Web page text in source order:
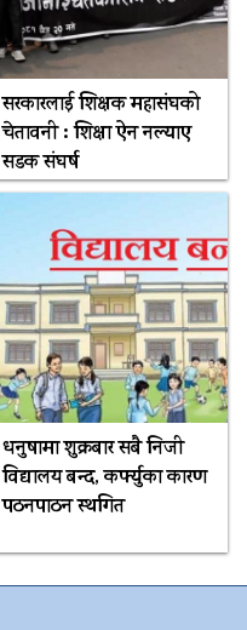
सरकारलाई शिक्षक महासंघको
चेतावनी : शिक्षा ऐन नल्याए
सडक संघर्ष
धनुषामा शुक्रबार सबै निजी
विद्यालय बन्द, कर्फ्युका कारण
पठनपाठन स्थगित